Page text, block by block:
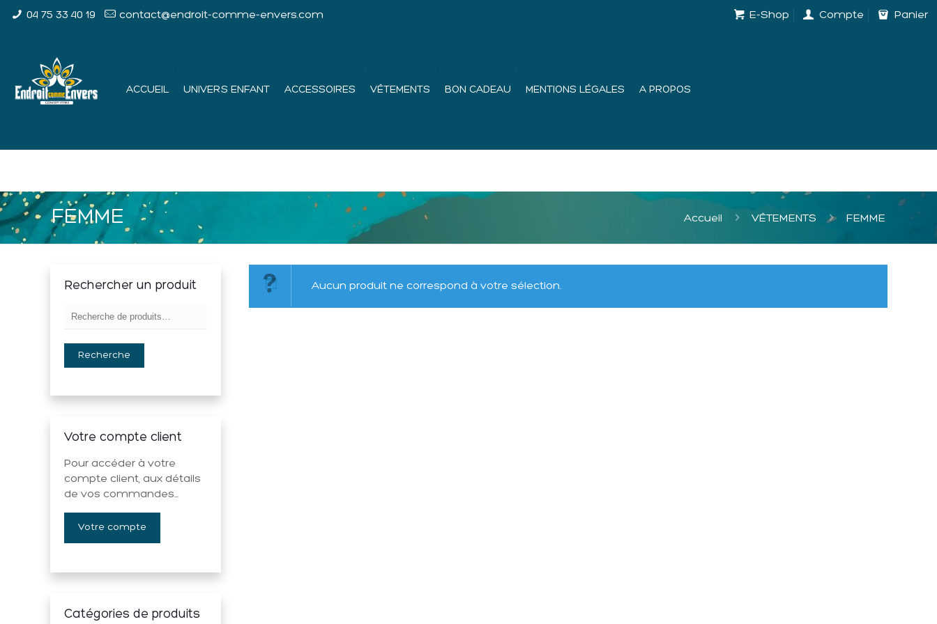
04 75 33 40 19 contact@endroit-comme-envers.com E-Shop Compte Panier
ACCUEIL UNIVERS ENFANT ACCESSOIRES VÊTEMENTS BON CADEAU MENTIONS LÉGALES A PROPOS
FEMME Accueil VÊTEMENTS FEMME
Aucun produit ne correspond à votre sélection.
Rechercher un produit
Recherche
Votre compte client
Pour accéder à votre
compte client, aux détails
de vos commandes...
Votre compte
Catégories de produits